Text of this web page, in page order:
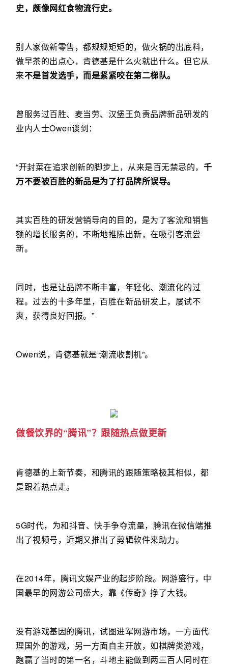
史，颇像网红食物流行史。
别人家做新零售，都规规矩矩的，做火锅的出底料，
做早茶的出点心，肯德基是什么火就出什么。但它从
来不是首发选手，而是紧紧咬在第二梯队。
曾服务过百胜、麦当劳、汉堡王负责品牌新品研发的
业内人士Owen谈到：
“开封菜在追求创新的脚步上，从来是百无禁忌的， 千
万不要被百胜的新品是为了打品牌所误导。
其实百胜的研发营销导向的目的，是为了客流和销售
额的增长服务的，不断地推陈出新，在吸引客流尝
新。
同时，也是让品牌不断丰富，年轻化、潮流化的过
程。过去的十多年里，百胜在新品研发上，屡试不
爽，获得良好回报。”
Owen说，肯德基就是“潮流收割机”。
做餐饮界的“腾讯”？跟随热点做更新
肯德基的上新节奏，和腾讯的跟随策略极其相似，都
是跟着热点走。
5G时代，为和抖音、快手争夺流量，腾讯在微信端推
出了视频号，近期又推出了剪辑软件来助力。
在2014年，腾讯文娱产业的起步阶段。网游盛行，中
国最早的网游公司盛大，靠《传奇》挣了大钱。
没有游戏基因的腾讯，试图进军网游市场，一方面代
理国外的游戏，另一方面自主开放，如棋牌类游戏，
跑赢了当时的第一名，斗地主能做到两三百人同时在